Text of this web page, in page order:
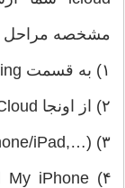
مشخصه مراحل
۱) به قسمت Setting بروید.
۲) از اونجا iCloud رو انتخاب کنید.
۳) Find My Device (iPhone/iPad,…) رو انتخاب کنید.